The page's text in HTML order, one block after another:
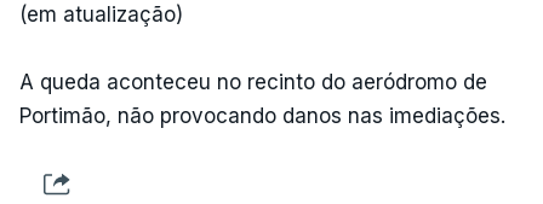
(em atualização)
A queda aconteceu no recinto do aeródromo de
Portimão, não provocando danos nas imediações.